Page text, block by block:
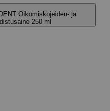
Oikomiskojeiden- ja
250 ml